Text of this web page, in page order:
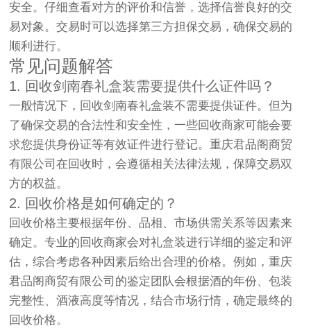
安全。仔细查看对方的评价和信誉，选择信誉良好的交
易对象。交易时可以选择第三方担保交易，确保交易的
顺利进行。
常见问题解答
1. 回收剑南春礼盒装需要提供什么证件吗？
一般情况下，回收剑南春礼盒装不需要提供证件。但为
了确保交易的合法性和安全性，一些回收商家可能会要
求您提供身份证等有效证件进行登记。重庆君品阁商贸
有限公司在回收时，会遵循相关法律法规，保障交易双
方的权益。
2. 回收价格是如何确定的？
回收价格主要根据年份、品相、市场供需关系等因素来
确定。专业的回收商家会对礼盒装进行详细的鉴定和评
估，综合考虑各种因素后给出合理的价格。例如，重庆
君品阁商贸有限公司的鉴定团队会根据酒的年份、包装
完整性、酒液高度等情况，结合市场行情，确定最终的
回收价格。